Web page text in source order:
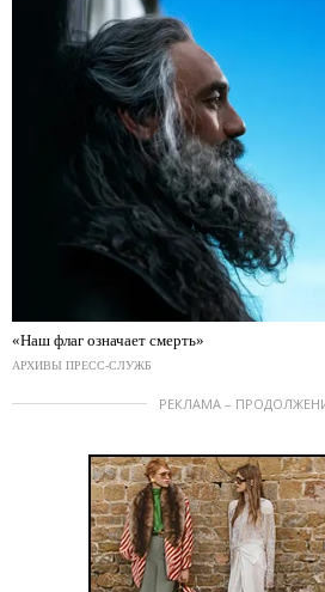
«Наш флаг означает смерть»
АРХИВЫ ПРЕСС-СЛУЖБ
РЕКЛАМА –